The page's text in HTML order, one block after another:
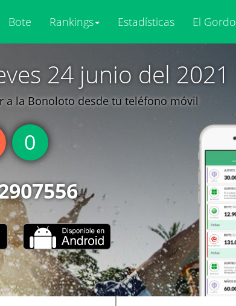
Bote Rankings Estadísticas El Gordo
24 junio del 2021
a la Bonoloto desde tu teléfono móvil
0